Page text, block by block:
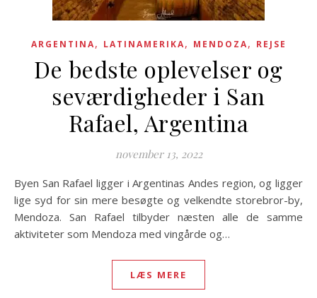
ARGENTINA, LATINAMERIKA, MENDOZA, REJSE
De bedste oplevelser og
seværdigheder i San
Rafael, Argentina
november 13, 2022
Byen San Rafael ligger i Argentinas Andes region, og ligger
lige syd for sin mere besøgte og velkendte storebror-by,
Mendoza. San Rafael tilbyder næsten alle de samme
aktiviteter som Mendoza med vingårde og…
LÆS MERE